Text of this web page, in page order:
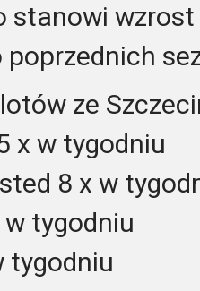
stanowi wzrost
ze
x w tygodniu
8 x w
tygodniu
tygodniu